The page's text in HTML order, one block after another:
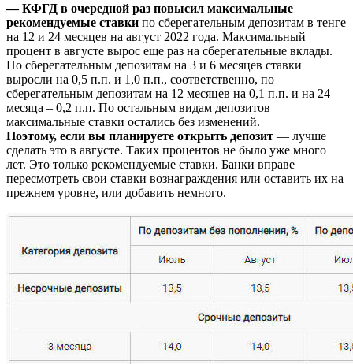
— КФГД в очередной раз повысил максимальные
рекомендуемые ставки по сберегательным депозитам в тенге
на 12 и 24 месяцев на август 2022 года. Максимальный
процент в августе вырос еще раз на сберегательные вклады.
По сберегательным депозитам на 3 и 6 месяцев ставки
выросли на 0,5 п.п. и 1,0 п.п., соответственно, по
сберегательным депозитам на 12 месяцев на 0,1 п.п. и на 24
месяца – 0,2 п.п. По остальным видам депозитов
максимальные ставки остались без изменений.
Поэтому, если вы планируете открыть депозит — лучше
сделать это в августе. Таких процентов не было уже много
лет. Это только рекомендуемые ставки. Банки вправе
пересмотреть свои ставки вознаграждения или оставить их на
прежнем уровне, или добавить немного.